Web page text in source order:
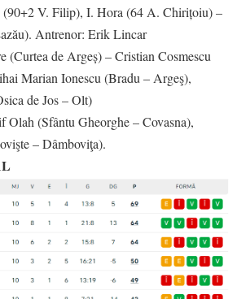
V. Filip), I. Hora (64 A. Chirițoiu) –
Antrenor: Erik Lincar
(Curtea de Argeș) – Cristian Cosmescu
Marian Ionescu (Bradu – Argeş),
de Jos – Olt)
Olah (Sfântu Gheorghe – Covasna),
– Dâmboviţa).